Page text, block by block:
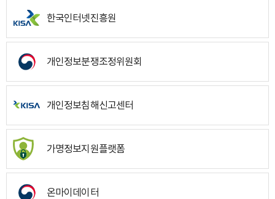
한국인터넷진흥원
개인정보분쟁조정위원회
개인정보침해신고센터
가명정보지원플랫폼
온마이데이터